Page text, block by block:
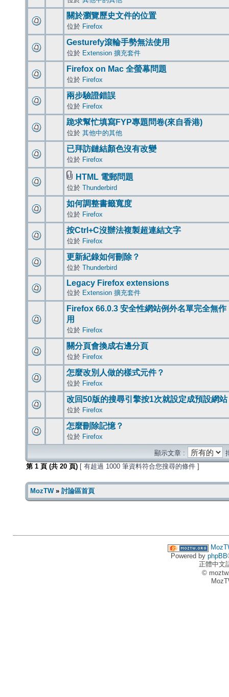
關於瀏覽歷史文件的位置
位於 Firefox
Gesturefy滾輪手勢無法使用
位於 Extension 擴充套件
Firefox on Mac 全螢幕問題
位於 Firefox
兩步驗證錯誤
位於 Firefox
跪求幫忙填寫FYP專題問卷(來自香港)
位於 其他中的其他
已拜訪鏈結顏色沒有改變
位於 Firefox
HTML 電郵問題
位於 Thunderbird
如何調整書籤寬度
位於 Firefox
按Ctrl+C沒辦法複製超連結文字
位於 Firefox
更新紀錄如何刪除？
位於 Thunderbird
Legacy Firefox extensions
位於 Extension 擴充套件
Firefox 66.0.3 安全性網站例外名單完全無作
用
位於 Firefox
關分頁會換成右邊分頁
位於 Firefox
怎麼改別人做的樣式元件？
位於 Firefox
改回50版的搜尋引擎按1次就設定成預設網站
位於 Firefox
怎麼刪除記憶？
位於 Firefox
顯示文章 :
第 1 頁 (共 20 頁) [ 有超過 1000 筆資料符合您搜尋的條件 ]
MozTW» 討論區首頁
Powered by phpBB
正體中文
©